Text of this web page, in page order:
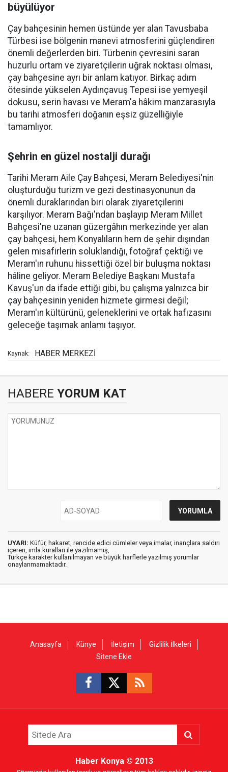
büyülüyor
Çay bahçesinin hemen üstünde yer alan Tavusbaba
Türbesi ise bölgenin manevi atmosferini güçlendiren
önemli değerlerden biri. Türbenin çevresini saran
huzurlu ortam ve ziyaretçilerin uğrak noktası olması,
çay bahçesine ayrı bir anlam katıyor. Birkaç adım
ötesinde yükselen Aydınçavuş Tepesi ise yemyeşil
dokusu, serin havası ve Meram'a hâkim manzarasıyla
bu tarihi atmosferi doğanın eşsiz güzelliğiyle
tamamlıyor.
Şehrin en güzel nostalji durağı
Tarihi Meram Aile Çay Bahçesi, Meram Belediyesi'nin
oluşturduğu turizm ve gezi destinasyonunun da
önemli duraklarından biri olarak ziyaretçilerini
karşılıyor. Meram Bağı'ndan başlayıp Meram Millet
Bahçesi'ne uzanan güzergâhın merkezinde yer alan
çay bahçesi, hem Konyalıların hem de şehir dışından
gelen misafirlerin soluklandığı, fotoğraf çektiği ve
Meram'ın ruhunu hissettiği özel bir buluşma noktası
hâline geliyor. Meram Belediye Başkanı Mustafa
Kavuş'un da ifade ettiği gibi, bu çalışma yalnızca bir
çay bahçesinin yeniden hizmete girmesi değil;
Meram'ın kültürünü, geleneklerini ve ortak hafızasını
geleceğe taşımak anlamı taşıyor.
Kaynak: HABER MERKEZİ
HABERE YORUM KAT
UYARI: Küfür, hakaret, rencide edici cümleler veya imalar, inançlara saldırı
içeren, imla kuralları ile yazılmamış,
Türkçe karakter kullanılmayan ve büyük harflerle yazılmış yorumlar
onaylanmamaktadır.
Anasayfa Künye İletişim
Gizlilik İlkeleri
Sitene Ekle
Haber Konya© 2013